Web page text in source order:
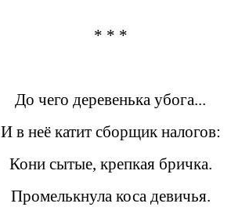
* * *
До чего деревенька убога...
И в неё катит сборщик налогов:
Кони сытые, крепкая бричка.
Промелькнула коса девичья.